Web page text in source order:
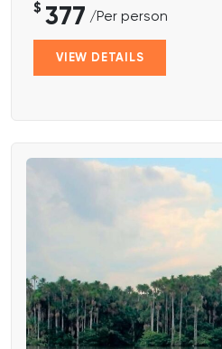
$ 377 /Per person
VIEW DETAILS